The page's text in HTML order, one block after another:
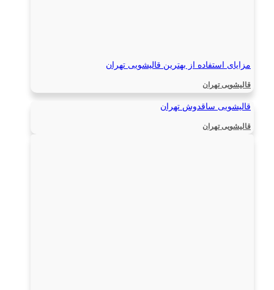
مزایای استفاده از بهترین قالیشویی تهران
قالیشویی تهران
قالیشویی ساقدوش تهران
قالیشویی تهران